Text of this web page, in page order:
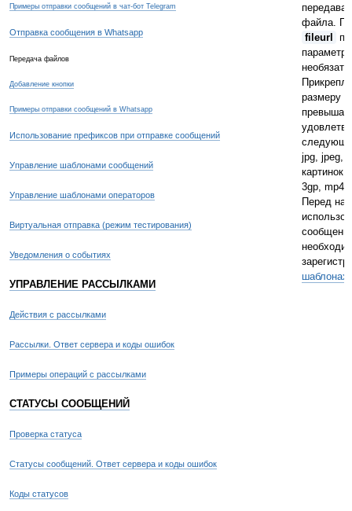
Примеры отправки сообщений в чат-бот Telegram
Отправка сообщения в Whatsapp
Передача файлов
Добавление кнопки
Примеры отправки сообщений в Whatsapp
Использование префиксов при отправке сообщений
Управление шаблонами сообщений
Управление шаблонами операторов
Виртуальная отправка (режим тестирования)
Уведомления о событиях
УПРАВЛЕНИЕ РАССЫЛКАМИ
Действия с рассылками
Рассылки. Ответ сервера и коды ошибок
Примеры операций с рассылками
СТАТУСЫ СООБЩЕНИЙ
Проверка статуса
Статусы сообщений. Ответ сервера и коды ошибок
Коды статусов
файла.
fileurl
размеру
jpg, jpeg,
картинок;
3gp, mp4
Перед
шаблонах